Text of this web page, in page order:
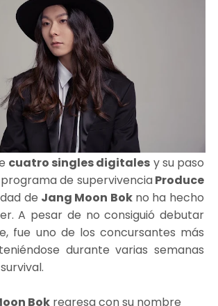
cuatro singles digitales y su paso
de supervivenciaProduce
de Jang Moon Bok no ha hecho
A pesar de no consiguió debutar
fue uno de los concursantes más
durante varias semanas
Bok regresa con su nombre